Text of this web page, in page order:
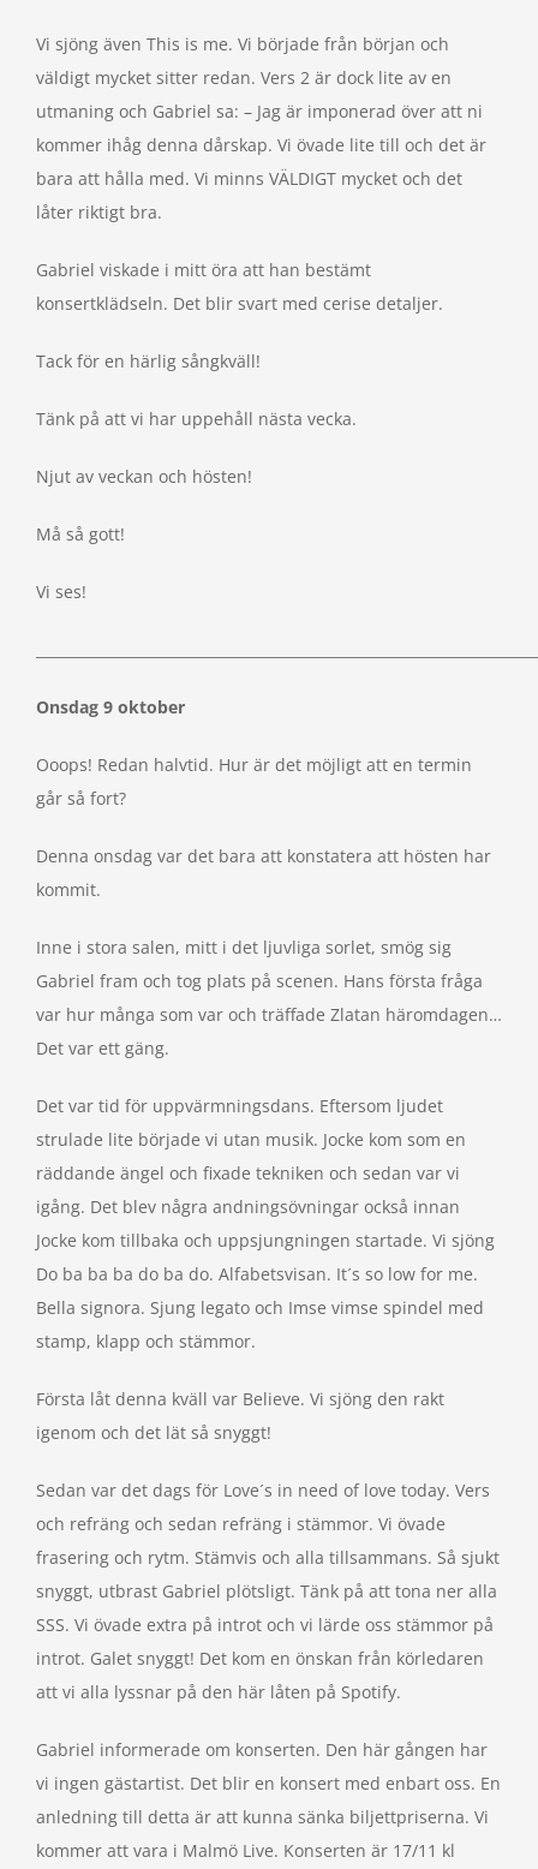
Vi sjöng även This is me. Vi började från början och
väldigt mycket sitter redan. Vers 2 är dock lite av en
utmaning och Gabriel sa: – Jag är imponerad över att ni
kommer ihåg denna dårskap. Vi övade lite till och det är
bara att hålla med. Vi minns VÄLDIGT mycket och det
låter riktigt bra.
Gabriel viskade i mitt öra att han bestämt
konsertklädseln. Det blir svart med cerise detaljer.
Tack för en härlig sångkväll!
Tänk på att vi har uppehåll nästa vecka.
Njut av veckan och hösten!
Må så gott!
Vi ses!
Onsdag 9 oktober
Ooops! Redan halvtid. Hur är det möjligt att en termin
går så fort?
Denna onsdag var det bara att konstatera att hösten har
kommit.
Inne i stora salen, mitt i det ljuvliga sorlet, smög sig
Gabriel fram och tog plats på scenen. Hans första fråga
var hur många som var och träffade Zlatan häromdagen…
Det var ett gäng.
Det var tid för uppvärmningsdans. Eftersom ljudet
strulade lite började vi utan musik. Jocke kom som en
räddande ängel och fixade tekniken och sedan var vi
igång. Det blev några andningsövningar också innan
Jocke kom tillbaka och uppsjungningen startade. Vi sjöng
Do ba ba ba do ba do. Alfabetsvisan. It´s so low for me.
Bella signora. Sjung legato och Imse vimse spindel med
stamp, klapp och stämmor.
Första låt denna kväll var Believe. Vi sjöng den rakt
igenom och det lät så snyggt!
Sedan var det dags för Love´s in need of love today. Vers
och refräng och sedan refräng i stämmor. Vi övade
frasering och rytm. Stämvis och alla tillsammans. Så sjukt
snyggt, utbrast Gabriel plötsligt. Tänk på att tona ner alla
SSS. Vi övade extra på introt och vi lärde oss stämmor på
introt. Galet snyggt! Det kom en önskan från körledaren
att vi alla lyssnar på den här låten på Spotify.
Gabriel informerade om konserten. Den här gången har
vi ingen gästartist. Det blir en konsert med enbart oss. En
anledning till detta är att kunna sänka biljettpriserna. Vi
kommer att vara i Malmö Live. Konserten är 17/11 kl